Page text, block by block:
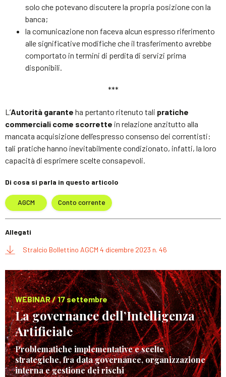
solo che potevano discutere la propria posizione con la
banca;
la comunicazione non faceva alcun espresso riferimento
alle significative modifiche che il trasferimento avrebbe
comportato in termini di perdita di servizi prima
disponibili.
***
L’Autorità garante ha pertanto ritenuto tali pratiche
commerciali come scorrette in relazione anzitutto alla
mancata acquisizione dell’espresso consenso dei correntisti:
tali pratiche hanno inevitabilmente condizionato, infatti, la loro
capacità di esprimere scelte consapevoli.
Di cosa si parla in questo articolo
AGCM Conto corrente
Allegati
Stralcio Bollettino AGCM 4 dicembre 2023 n. 46
WEBINAR / 17 settembre
La governance dell’Intelligenza
Artificiale
Problematiche implementative e scelte
strategiche, fra data governance, organizzazione
interna e gestione dei rischi